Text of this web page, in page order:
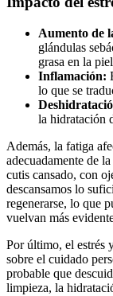
Aumento de
glándulas
grasa en la
Inflamación:
lo que se
la hidratación
Además, la fatiga
adecuadamente de
cutis cansado, con
descansamos lo
regenerarse, lo que
vuelvan más
Por último, el estrés
sobre el cuidado
probable que
limpieza, la